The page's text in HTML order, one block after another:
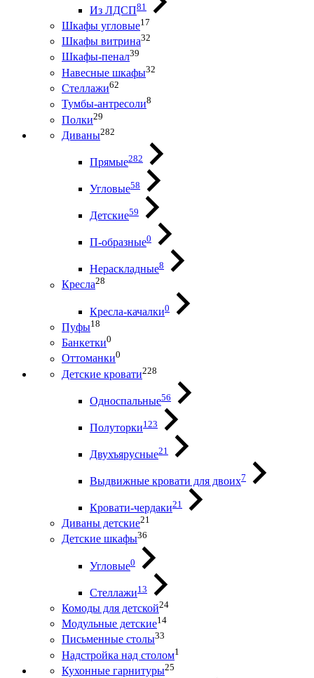
Из ЛДСП81
Шкафы угловые17
Шкафы витрина32
Шкафы-пенал39
Навесные шкафы32
Стеллажи62
Тумбы-антресоли8
Полки29
Диваны282
Прямые282
Угловые58
Детские59
П-образные0
Нераскладные8
Кресла28
Кресла-качалки0
Пуфы18
Банкетки0
Оттоманки0
Детские кровати228
Односпальные56
Полуторки123
Двухъярусные21
Выдвижные кровати для двоих7
Кровати-чердаки21
Диваны детские21
Детские шкафы36
Угловые0
Стеллажи13
Комоды для детской24
Модульные детские14
Письменные столы33
Надстройка над столом1
Кухонные гарнитуры25